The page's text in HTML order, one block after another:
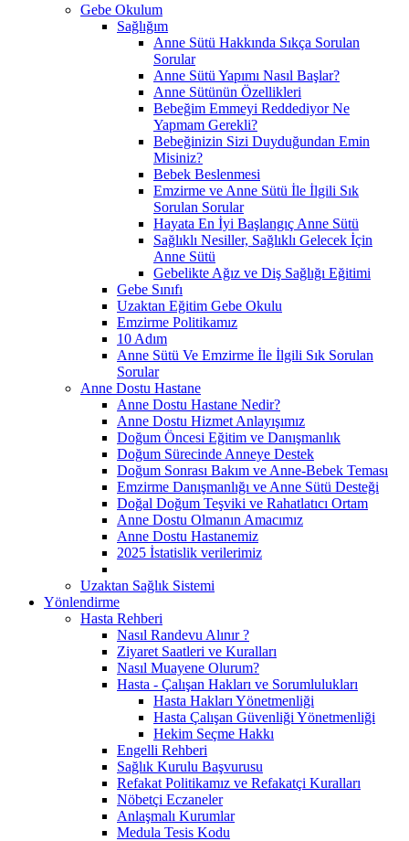
Gebe Okulum
Sağlığım
Anne Sütü Hakkında Sıkça Sorulan
Sorular
Anne Sütü Yapımı Nasıl Başlar?
Anne Sütünün Özellikleri
Bebeğim Emmeyi Reddediyor Ne
Yapmam Gerekli?
Bebeğinizin Sizi Duyduğundan Emin
Misiniz?
Bebek Beslenmesi
Emzirme ve Anne Sütü İle İlgili Sık
Sorulan Sorular
Hayata En İyi Başlangıç Anne Sütü
Sağlıklı Nesiller, Sağlıklı Gelecek İçin
Anne Sütü
Gebelikte Ağız ve Diş Sağlığı Eğitimi
Gebe Sınıfı
Uzaktan Eğitim Gebe Okulu
Emzirme Politikamız
10 Adım
Anne Sütü Ve Emzirme İle İlgili Sık Sorulan
Sorular
Anne Dostu Hastane
Anne Dostu Hastane Nedir?
Anne Dostu Hizmet Anlayışımız
Doğum Öncesi Eğitim ve Danışmanlık
Doğum Sürecinde Anneye Destek
Doğum Sonrası Bakım ve Anne-Bebek Teması
Emzirme Danışmanlığı ve Anne Sütü Desteği
Doğal Doğum Teşviki ve Rahatlatıcı Ortam
Anne Dostu Olmanın Amacımız
Anne Dostu Hastanemiz
2025 İstatislik verilerimiz
Uzaktan Sağlık Sistemi
Yönlendirme
Hasta Rehberi
Nasıl Randevu Alınır ?
Ziyaret Saatleri ve Kuralları
Nasıl Muayene Olurum?
Hasta - Çalışan Hakları ve Sorumlulukları
Hasta Hakları Yönetmenliği
Hasta Çalışan Güvenliği Yönetmenliği
Hekim Seçme Hakkı
Engelli Rehberi
Sağlık Kurulu Başvurusu
Refakat Politikamız ve Refakatçi Kuralları
Nöbetçi Eczaneler
Anlaşmalı Kurumlar
Medula Tesis Kodu